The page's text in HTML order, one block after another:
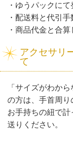
・ゆうパックにて
・配送料と代引
・商品代金と合
アクセサリ
て
「サイズがわか
の方は、手首周り
お手持ちの紐で
送りください。